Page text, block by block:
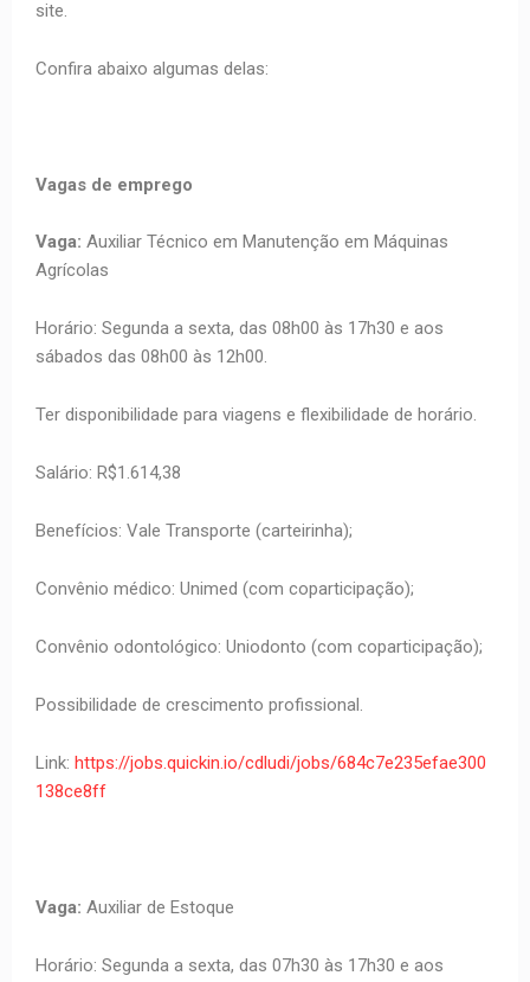
site.
Confira abaixo algumas delas:
Vagas de emprego
Vaga: Auxiliar Técnico em Manutenção em Máquinas
Agrícolas
Horário: Segunda a sexta, das 08h00 às 17h30 e aos
sábados das 08h00 às 12h00.
Ter disponibilidade para viagens e flexibilidade de horário.
Salário: R$1.614,38
Benefícios: Vale Transporte (carteirinha);
Convênio médico: Unimed (com coparticipação);
Convênio odontológico: Uniodonto (com coparticipação);
Possibilidade de crescimento profissional.
Link: https://jobs.quickin.io/cdludi/jobs/684c7e235efae300
138ce8ff
Vaga: Auxiliar de Estoque
Horário: Segunda a sexta, das 07h30 às 17h30 e aos